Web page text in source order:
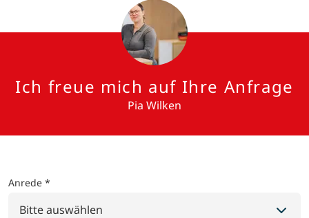
Ich freue mich auf Ihre Anfrage
Pia Wilken
Anrede *
Bitte auswählen